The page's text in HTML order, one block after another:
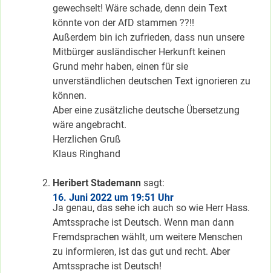
gewechselt! Wäre schade, denn dein Text
könnte von der AfD stammen ??!!
Außerdem bin ich zufrieden, dass nun unsere
Mitbürger ausländischer Herkunft keinen
Grund mehr haben, einen für sie
unverständlichen deutschen Text ignorieren zu
können.
Aber eine zusätzliche deutsche Übersetzung
wäre angebracht.
Herzlichen Gruß
Klaus Ringhand
Heribert Stademann sagt:
16. Juni 2022 um 19:51 Uhr
Ja genau, das sehe ich auch so wie Herr Hass.
Amtssprache ist Deutsch. Wenn man dann
Fremdsprachen wählt, um weitere Menschen
zu informieren, ist das gut und recht. Aber
Amtssprache ist Deutsch!